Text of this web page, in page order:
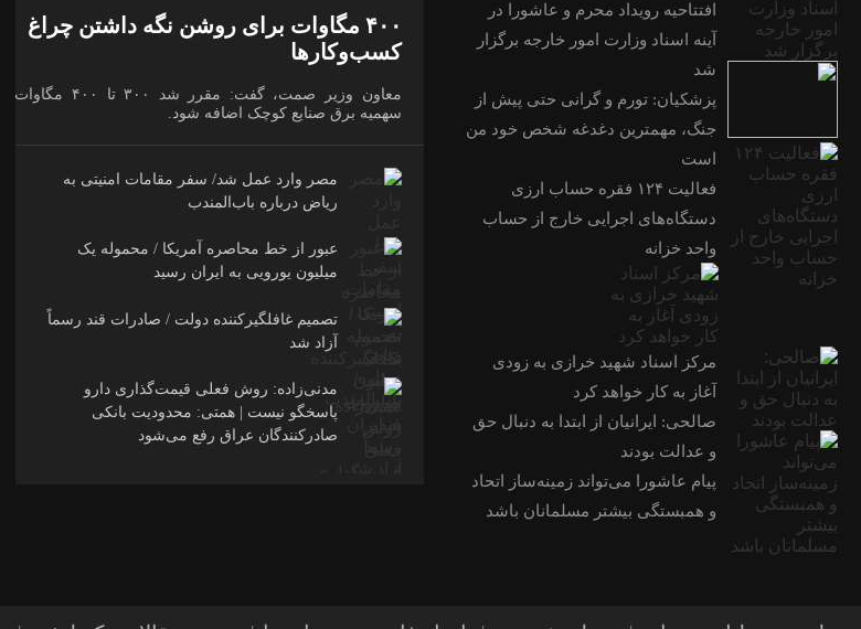
افتتاحیه رویداد محرم و عاشورا در
آینه اسناد وزارت امور خارجه برگزار
شد
پزشکیان: تورم و گرانی حتی پیش از
جنگ، مهمترین دغدغه شخص خود من
است
فعالیت ۱۲۴ فقره حساب ارزی
دستگاه‌های اجرایی خارج از حساب
واحد خزانه
مرکز اسناد شهید خرازی به زودی
آغاز به کار خواهد کرد
صالحی: ایرانیان از ابتدا به دنبال حق
و عدالت بودند
پیام عاشورا می‌تواند زمینه‌ساز اتحاد
و همبستگی بیشتر مسلمانان باشد
۴۰۰ مگاوات برای روشن نگه داشتن چراغ
کسب‌وکار‌ها
معاون وزیر صمت، گفت: مقرر شد ۳۰۰ تا ۴۰۰ مگاوات به
سهمیه برق صنایع کوچک اضافه شود.
مصر وارد عمل شد/ سفر مقامات امنیتی به
ریاض درباره باب‌المندب
عبور از خط محاصره آمریکا / محموله یک
میلیون یورویی به ایران رسید
تصمیم غافلگیرکننده دولت / صادرات قند رسماً
آزاد شد
مدنی‌زاده: روش فعلی قیمت‌گذاری دارو
پاسخگو نیست | همتی: محدودیت بانکی
صادرکنندگان عراق رفع می‌شود